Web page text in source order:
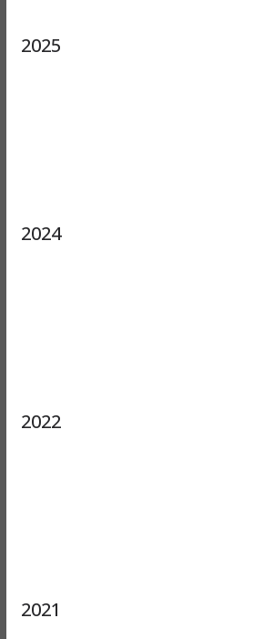
2025
2024
2022
2021